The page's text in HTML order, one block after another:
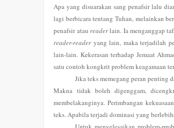
Apa yang disuarakan sang penafsir lalu
lagi berbicara tentang Tuhan, melainkan
penafsir atau readerlain. Ia menganggap
reader-reader yang lain, maka terjadilah
lain-lain. Kekerasan terhadap Jemaat
satu contoh kongkrit problem keagamaan
Jika teks memegang peran penting
Makna tidak boleh digenggam,
membelakanginya. Perimbangan
teks. Apabila terjadi dominasi yang